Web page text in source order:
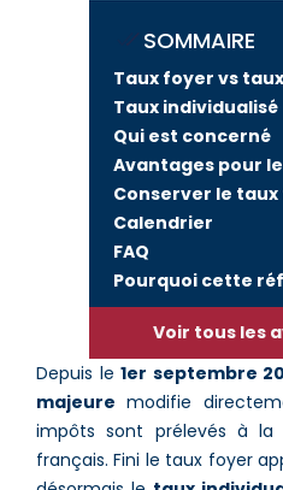
SOMMAIRE
Taux foyer vs
Taux individualisé
Qui est concerné
Avantages pour
Conserver le
Calendrier
FAQ
Pourquoi cette
Voir tous les
Depuis le1er septembre
majeure modifie
impôts sont prélevés à la
français. Fini le taux foyer